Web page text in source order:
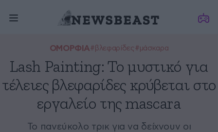
ΟΜΟΡΦΙΑ#βλεφαρίδες#μάσκαρα
Lash Painting: To μυστικό για
τέλειες βλεφαρίδες κρύβεται στο
εργαλείο της mascara
Το πανεύκολο τρικ για να δείχνουν οι